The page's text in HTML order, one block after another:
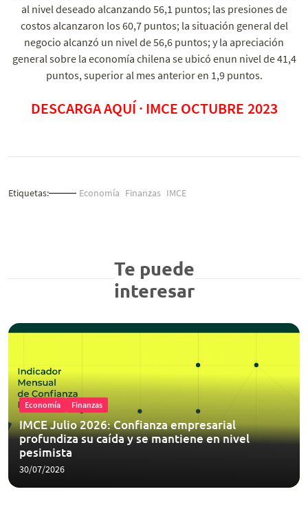
al nivel deseado alcanzando 56,1 puntos; las presiones de
costos alcanzaron los 60,7 puntos; la situación general del
negocio alcanzó un nivel de 56,6 puntos; y la apreciación
general sobre la economía chilena se ubicó enun nivel de 41,4
puntos, superior al mes anterior en 1,9 puntos.
DESCARGA AQUÍ · IMCE OCTUBRE 2023
Etiquetas: Economía Finanzas IMCE
Te puede
interesar
Economía Finanzas
IMCE Julio 2026: Confianza empresarial
profundiza su caída y se mantiene en nivel
pesimista
30/07/2026